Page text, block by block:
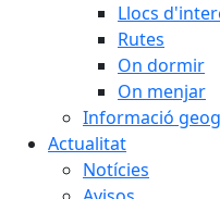
Llocs
Rutes
On dormir
On menjar
Informació
Actualitat
Notícies